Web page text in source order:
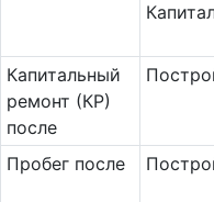
Ка­пи­таль­ный
ремонт (КР)
после
Пробег после